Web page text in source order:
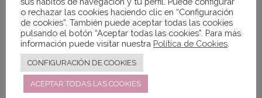
financiación recibida con las
ayudas a Programas de interés
general con cargoa la asignación
tributaria del I.R.P.F.
Seguiremos en marcha mientras
sea necesario nuestro apoyo a
o rechazar las cookies haciendo clic en “Configuración
de cookies”. También puede aceptar todas las cookies
pulsando el botón “Aceptar todas las cookies”. Para más
información puede visitar nuestra Política de Cookies
CONFIGURACIÓN DE COOKIES
ACEPTAR TODAS LAS COOKIES